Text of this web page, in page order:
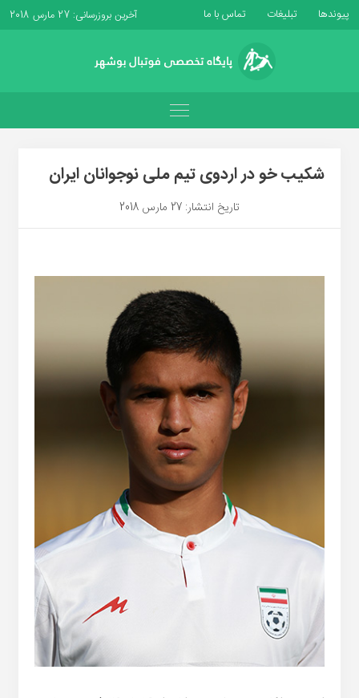
پیوندها تبلیغات تماس با ما آخرین بروزرسانی: 27 مارس 2018
شکیب خو در اردوی تیم ملی نوجوانان ایران
تاریخ انتشار: 27 مارس 2018